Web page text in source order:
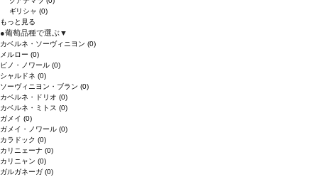
ギリシャ(0)
もっと見る
●葡萄品種で選ぶ▼
カベルネ・ソーヴィニヨン (0)
メルロー (0)
ピノ・ノワール (0)
シャルドネ (0)
ソーヴィニヨン・ブラン (0)
カベルネ・ドリオ (0)
カベルネ・ミトス (0)
ガメイ (0)
ガメイ・ノワール (0)
カラドック (0)
カリニェーナ (0)
カリニャン (0)
ガルガネーガ (0)